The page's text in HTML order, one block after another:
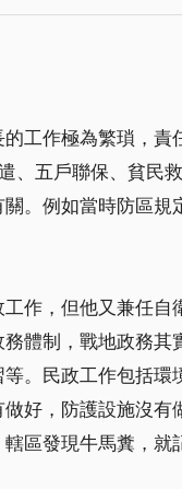
工作極為繁瑣，
五戶聯保、貧民
。例如當時防區
作，但他又兼任
體制，戰地政務
。民政工作包括
好，防護設施沒
區發現牛馬糞，就